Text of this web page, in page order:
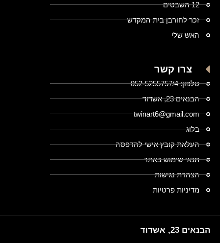
12 השבטים
זכר לחורבן בית המקדש
האש שלי
צרו קשר
טלפון: 052-5255757/4
הבנאים 23, אשדוד
twinart6@gmail.com
בלוג
העלאת קובץ אישי להדפסה
תנאי שימוש באתר
הצהרת נגישות
מדיניות פרטיות
הבנאים 23, אשדוד